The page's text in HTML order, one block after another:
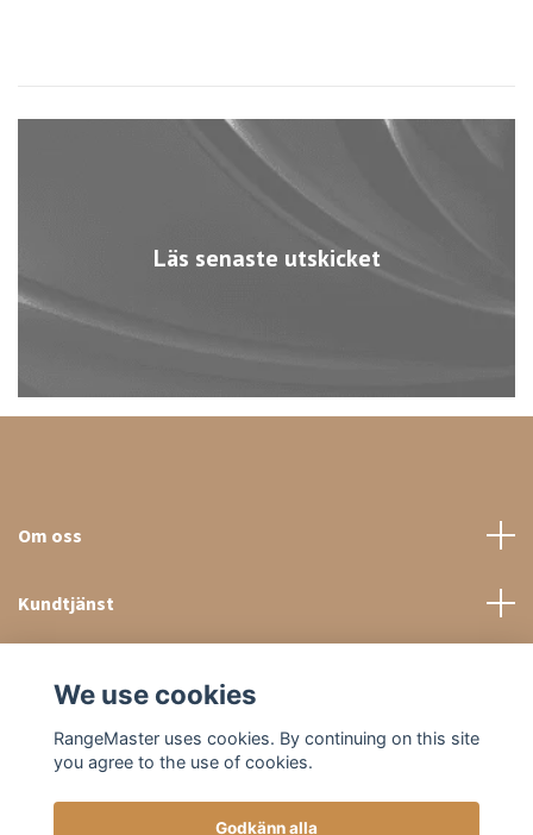
Läs senaste utskicket
Om oss
Kundtjänst
We use cookies
RangeMaster uses cookies. By continuing on this site
you agree to the use of cookies.
Godkänn alla